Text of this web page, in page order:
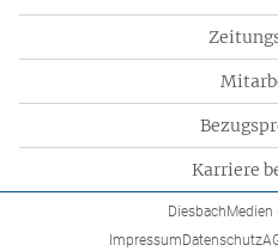
Karriere
DiesbachMedien
ImpressumDatenschutz